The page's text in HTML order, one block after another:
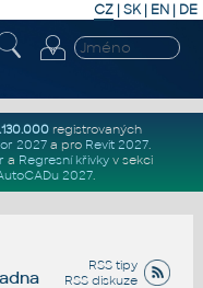
CZ | SK| EN | DE
registrovaných
2027a pro Revit 2027.
a Regresní křivkyv sekci
2027.
RSS tipy
RSS diskuze